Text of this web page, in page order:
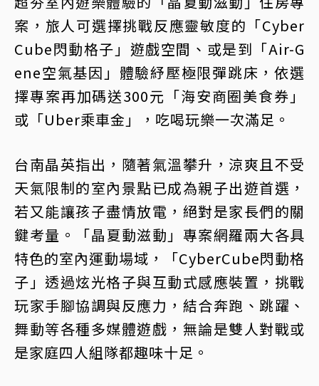
案，旅人可選擇挑戰反應靈敏度的「Cyber
Cube閃動格子」遊戲空間、或是到「Air-G
ene空氣基因」體驗紓壓極限彈跳床，依選
擇專案再加碼送300元「海安商圈美食券」
或「Uber乘車金」，吃喝玩樂一次滿足。
台南晶英指出，隨著氣溫攀升，涼爽且不受
天氣限制的室內景點已成為親子出遊首選，
若又能讓孩子盡情放電，絕對是家長們的關
鍵考量。「晶夏動滋動」專案網羅兩大各具
特色的室內運動場域，「CyberCube閃動格
子」透過炫光格子與互動式感應裝置，挑戰
玩家手腳協調與反應力，結合奔跑、跳躍、
舞動等各種多媒體遊戲，無論是雙人對戰或
是家庭四人組隊都趣味十足。